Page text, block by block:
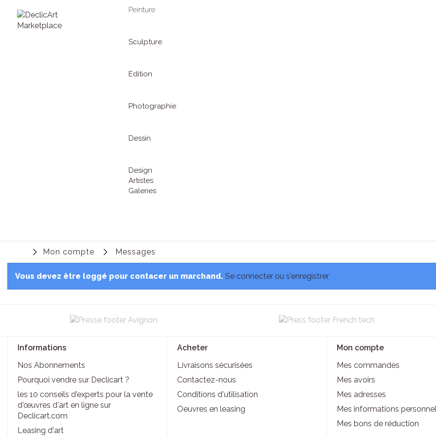
Peinture
Sculpture
Edition
Photographie
Dessin
Design
Artistes
Galeries
Mon compte Messages
Vous devez être loggé pour contacer un marchand. Se connecter ou s'enregistrer
Informations
Nos Abonnements
Pourquoi vendre sur Declicart ?
les 10 conseils d'experts pour la vente
d'œuvres d'art en ligne sur
Declicart.com
Leasing d'art
Acheter
Livraisons sécurisées
Contactez-nous
Conditions d'utilisation
Oeuvres en leasing
Mon compte
Mes commandes
Mes avoirs
Mes adresses
Mes informations
Mes bons de réduction